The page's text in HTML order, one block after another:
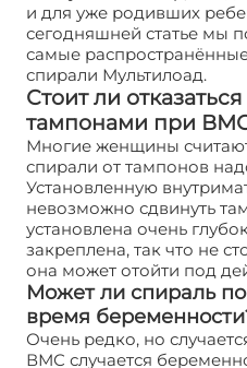
и для уже родивших
сегодняшней статье мы
самые
спирали Мультилоад.
Стоит ли
тампонами при
Многие женщины
спирали от тампонов
Установленную
невозможно сдвинуть
установлена очень
закреплена, так что не
она может отойти под
Может ли спираль
время
Очень редко, но
ВМС случается